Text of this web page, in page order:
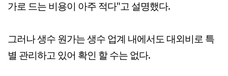
가로 드는 비용이 아주 적다"고 설명했다.
그러나 생수 원가는 생수 업계 내에서도 대외비로 특
별 관리하고 있어 확인 할 수는 없다.